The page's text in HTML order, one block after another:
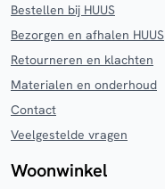
Bestellen bij HUUS
Bezorgen en afhalen HUUS
Retourneren en klachten
Materialen en onderhoud
Contact
Veelgestelde vragen
Woonwinkel